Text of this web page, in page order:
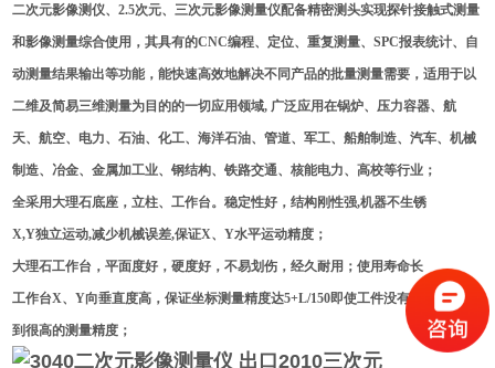
二次元影像测仪、2.5次元、三次元影像测量仪配备精密测头实现探针接触式测量
和影像测量综合使用，其具有的CNC编程、定位、重复测量、SPC报表统计、自
动测量结果输出等功能，能快速高效地解决不同产品的批量测量需要，适用于以
二维及简易三维测量为目的的一切应用领域, 广泛应用在锅炉、压力容器、航
天、航空、电力、石油、化工、海洋石油、管道、军工、船舶制造、汽车、机械
制造、冶金、金属加工业、钢结构、铁路交通、核能电力、高校等行业；
全采用大理石底座，立柱、工作台。稳定性好，结构刚性强,机器不生锈
X,Y独立运动,减少机械误差,保证X、Y水平运动精度；
大理石工作台，平面度好，硬度好，不易划伤，经久耐用；使用寿命长
工作台X、Y向垂直度高，保证坐标测量精度达5+L/150即使工件没有摆正也可达
到很高的测量精度；